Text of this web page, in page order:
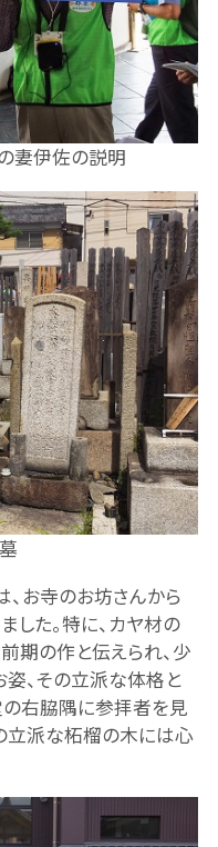
妻伊佐の説明
お寺のお坊さんから
た。特に、カヤ材の
期の作と伝えられ、少
、その立派な体格と
の右脇隅に参拝者を見
立派な柘榴の木には心